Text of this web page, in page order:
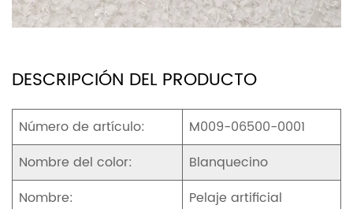
DESCRIPCIÓN DEL PRODUCTO
Número de artículo:
M009-06500-0001
Nombre del color:
Blanquecino
Nombre:
Pelaje artificial